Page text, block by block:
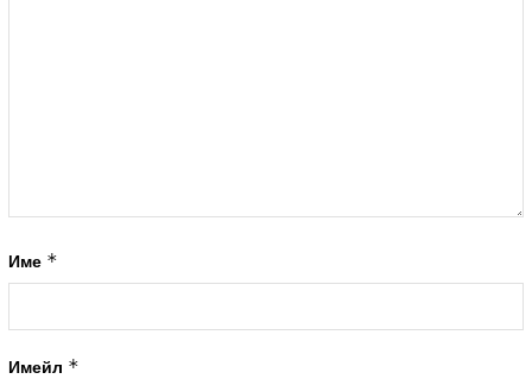
Име *
Имейл *